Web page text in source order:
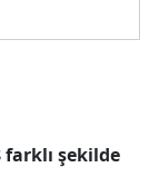
şekilde